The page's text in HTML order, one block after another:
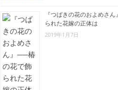
『つばきの花のおよめさ
られた花嫁の正体は
2019年1月7日